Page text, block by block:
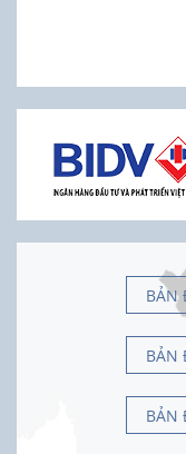
BẢN
BẢN
BẢN